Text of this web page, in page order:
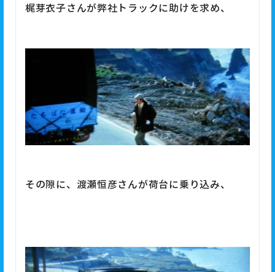
梶芽衣子さんが弊社トラックに助けを求め、
その隙に、渡瀬恒彦さんが荷台に乗り込み、